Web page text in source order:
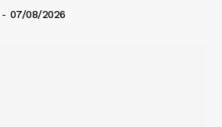
- 07/08/2026